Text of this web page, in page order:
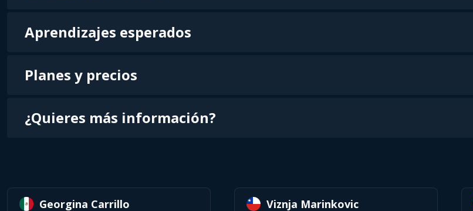
Aprendizajes esperados
Planes y precios
¿Quieres más información?
Georgina Carrillo
Viznja Marinkovic